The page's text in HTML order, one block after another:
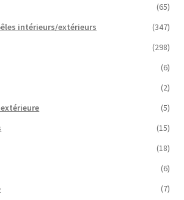
(65)
intérieurs/extérieurs
(347)
(298)
(6)
(2)
extérieure
(5)
(15)
(18)
(6)
(7)